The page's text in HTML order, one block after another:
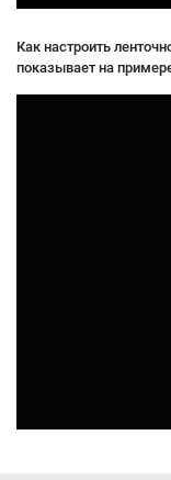
Как настроить
показывает на